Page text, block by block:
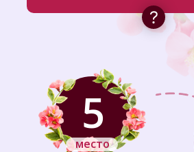
5
место